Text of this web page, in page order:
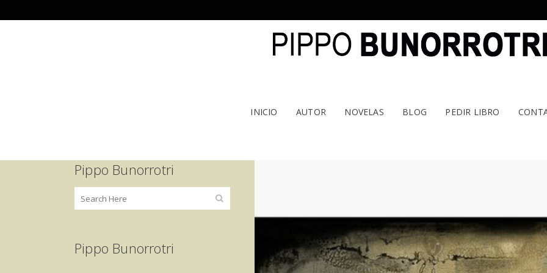
INICIO AUTOR NOVELAS BLOG PEDIR LIBRO
Pippo Bunorrotri
Pippo Bunorrotri